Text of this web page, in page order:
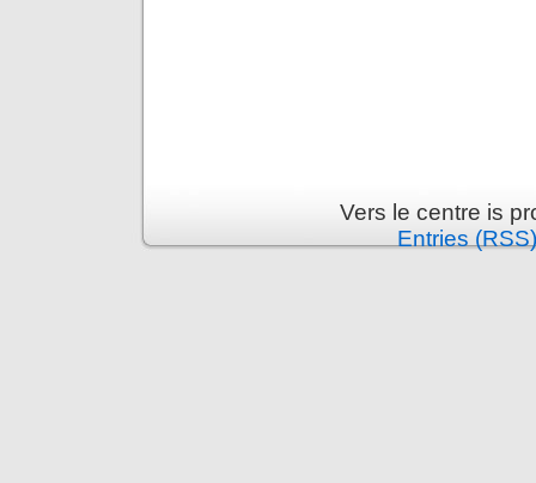
Vers le centre is
Entries (RSS)